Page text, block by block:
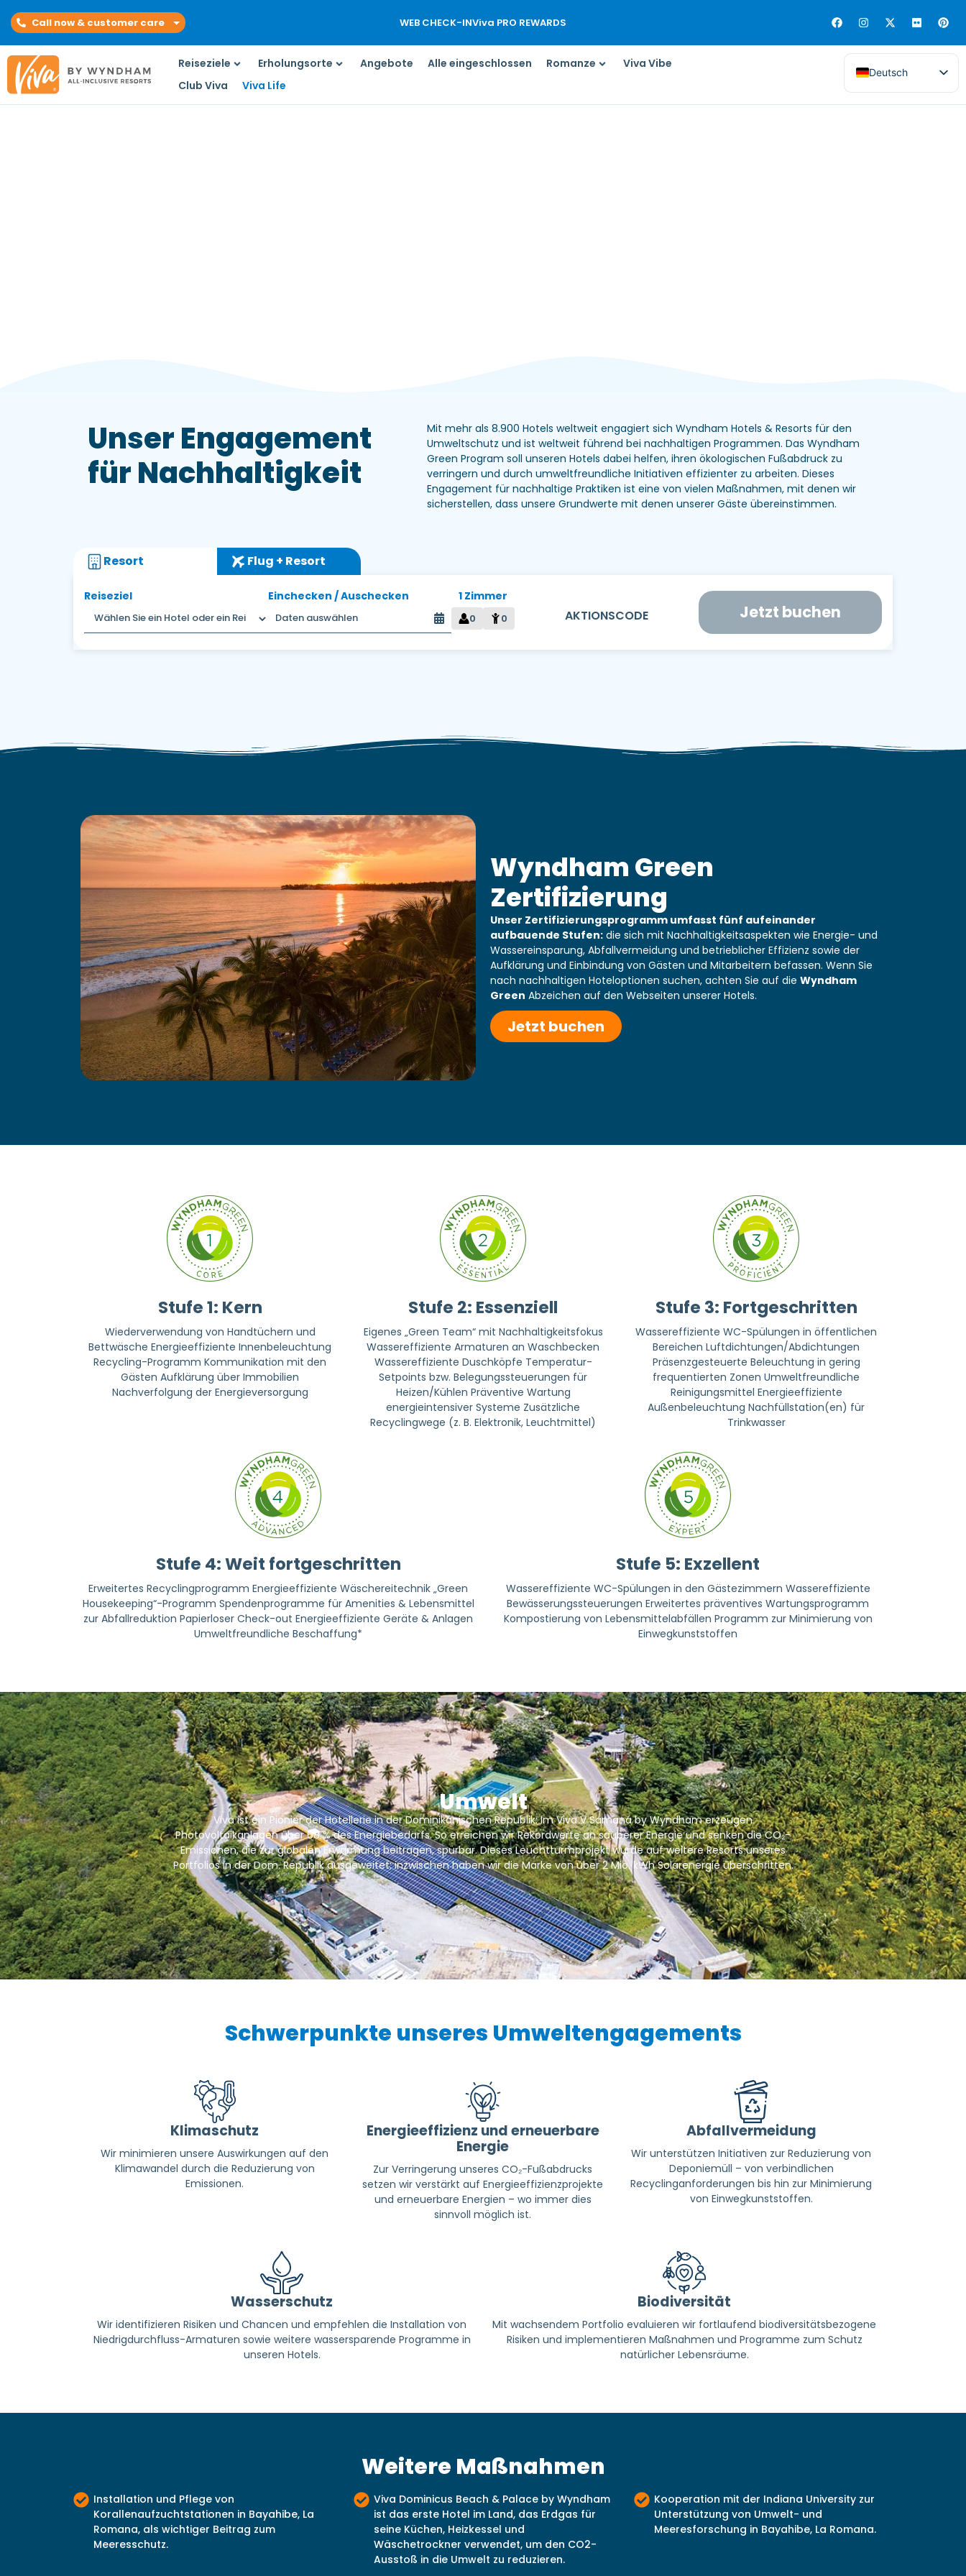
Call now & customer care WEB CHECK-INViva PRO REWARDS
Reiseziele Erholungsorte Angebote Alle eingeschlossen Romanze
Viva Vibe
Club Viva
Viva Life
Deutsch
Unser Engagement
für Nachhaltigkeit
Mit mehr als 8.900 Hotels weltweit engagiert sich Wyndham Hotels & Resorts für den
Umweltschutz und ist weltweit führend bei nachhaltigen Programmen. Das Wyndham
Green Program soll unseren Hotels dabei helfen, ihren ökologischen Fußabdruck zu
verringern und durch umweltfreundliche Initiativen effizienter zu arbeiten. Dieses
Engagement für nachhaltige Praktiken ist eine von vielen Maßnahmen, mit denen wir
sicherstellen, dass unsere Grundwerte mit denen unserer Gäste übereinstimmen.
Resort Flug + Resort
Reiseziel Einchecken / Auschecken 1 Zimmer
0 0 Jetzt buchen
Wyndham Green
Zertifizierung
Unser Zertifizierungsprogramm umfasst fünf aufeinander
aufbauende Stufen: die sich mit Nachhaltigkeitsaspekten wie Energie- und
Wassereinsparung, Abfallvermeidung und betrieblicher Effizienz sowie der
Aufklärung und Einbindung von Gästen und Mitarbeitern befassen. Wenn Sie
nach nachhaltigen Hoteloptionen suchen, achten Sie auf die Wyndham
Green Abzeichen auf den Webseiten unserer Hotels.
Jetzt buchen
Stufe 1: Kern
Wiederverwendung von Handtüchern und
Bettwäsche Energieeffiziente Innenbeleuchtung
Recycling-Programm Kommunikation mit den
Gästen Aufklärung über Immobilien
Nachverfolgung der Energieversorgung
Stufe 2: Essenziell
Eigenes „Green Team“ mit Nachhaltigkeitsfokus
Wasser­effiziente Armaturen an Waschbecken
Wasser­effiziente Duschköpfe Temperatur-
Setpoints bzw. Belegungssteuerungen für
Heizen/Kühlen Präventive Wartung
energieintensiver Systeme Zusätzliche
Recyclingwege (z. B. Elektronik, Leuchtmittel)
Stufe 3: Fortgeschritten
Wasser­effiziente WC-Spülungen in öffentlichen
Bereichen Luftdichtungen/Abdichtungen
Präsenzgesteuerte Beleuchtung in gering
frequentierten Zonen Umweltfreundliche
Reinigungsmittel Energieeffiziente
Außenbeleuchtung Nachfüllstation(en) für
Trinkwasser
Stufe 4: Weit fortgeschritten
Erweitertes Recyclingprogramm Energieeffiziente Wäschereitechnik „Green
Housekeeping“-Programm Spendenprogramme für Amenities & Lebensmittel
zur Abfallreduktion Papierloser Check-out Energieeffiziente Geräte & Anlagen
Umweltfreundliche Beschaffung*
Stufe 5: Exzellent
Wasser­effiziente WC-Spülungen in den Gästezimmern Wasser­effiziente
Bewässerungssteuerungen Erweitertes präventives Wartungsprogramm
Kompostierung von Lebensmittelabfällen Programm zur Minimierung von
Einwegkunststoffen
Umwelt
Viva ist ein Pionier der Hotellerie in der Dominikanischen Republik: Im Viva V Samaná by Wyndham erzeugen
Photovoltaikanlagen über 68 % des Energiebedarfs. So erreichen wir Rekordwerte an sauberer Energie und senken die CO₂-
Emissionen, die zur globalen Erwärmung beitragen, spürbar. Dieses Leuchtturmprojekt wurde auf weitere Resorts unseres
Portfolios in der Dom. Republik ausgeweitet; inzwischen haben wir die Marke von über 2 Mio. kWh Solarenergie überschritten.
Schwerpunkte unseres Umweltengagements
Klimaschutz
Wir minimieren unsere Auswirkungen auf den
Klimawandel durch die Reduzierung von
Emissionen.
Energieeffizienz und erneuerbare
Energie
Zur Verringerung unseres CO₂-Fußabdrucks
setzen wir verstärkt auf Energieeffizienzprojekte
und erneuerbare Energien – wo immer dies
sinnvoll möglich ist.
Abfallvermeidung
Wir unterstützen Initiativen zur Reduzierung von
Deponiemüll – von verbindlichen
Recyclinganforderungen bis hin zur Minimierung
von Einwegkunststoffen.
Wasserschutz
Wir identifizieren Risiken und Chancen und empfehlen die Installation von
Niedrigdurchfluss-Armaturen sowie weitere wassersparende Programme in
unseren Hotels.
Biodiversität
Mit wachsendem Portfolio evaluieren wir fortlaufend biodiversitätsbezogene
Risiken und implementieren Maßnahmen und Programme zum Schutz
natürlicher Lebensräume.
Weitere Maßnahmen
Installation und Pflege von
Korallenaufzuchtstationen in Bayahibe, La
Romana, als wichtiger Beitrag zum
Meeresschutz.
Viva Dominicus Beach & Palace by Wyndham
ist das erste Hotel im Land, das Erdgas für
seine Küchen, Heizkessel und
Wäschetrockner verwendet, um den CO2-
Ausstoß in die Umwelt zu reduzieren.
Kooperation mit der Indiana University zur
Unterstützung von Umwelt- und
Meeresforschung in Bayahibe, La Romana.